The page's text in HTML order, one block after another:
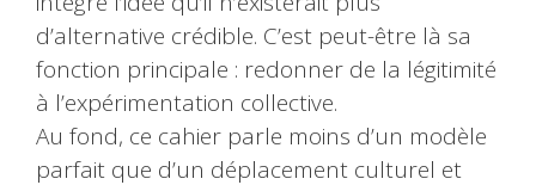
d’alternative crédible. C’est peut-être là sa
fonction principale : redonner de la légitimité
à l’expérimentation collective.
Au fond, ce cahier parle moins d’un modèle
parfait que d’un déplacement culturel et